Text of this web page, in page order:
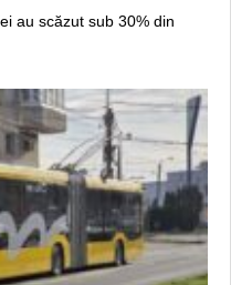
au scăzut sub 30% din